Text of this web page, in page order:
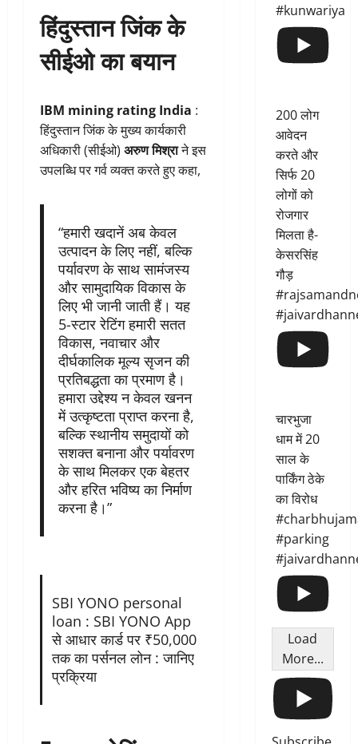
हिंदुस्तान जिंक के
सीईओ का बयान
IBM mining rating India :
हिंदुस्तान जिंक के मुख्य कार्यकारी
अधिकारी (सीईओ) अरुण मिश्राने इस
उपलब्धि पर गर्व व्यक्त करते हुए कहा,
“हमारी खदानें अब केवल
उत्पादन के लिए नहीं, बल्कि
पर्यावरण के साथ सामंजस्य
और सामुदायिक विकास के
लिए भी जानी जाती हैं। यह
5-स्टार रेटिंग हमारी सतत
विकास, नवाचार और
दीर्घकालिक मूल्य सृजन की
प्रतिबद्धता का प्रमाण है।
हमारा उद्देश्य न केवल खनन
में उत्कृष्टता प्राप्त करना है,
बल्कि स्थानीय समुदायों को
सशक्त बनाना और पर्यावरण
के साथ मिलकर एक बेहतर
और हरित भविष्य का निर्माण
करना है।”
SBI YONO personal
loan : SBI YONO App
से आधार कार्ड पर ₹50,000
तक का पर्सनल लोन : जानिए
प्रक्रिया
#kunwariya
200 लोग
आवेदन
करते और
सिर्फ 20
लोगों को
रोजगार
मिलता है-
केसरसिंह
गौड़
चारभुजा
धाम में 20
साल के
पार्किंग ठेके
का विरोध
#parking
Load
More...